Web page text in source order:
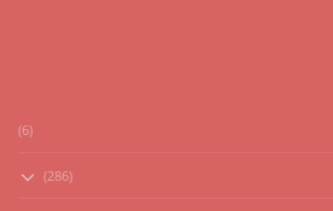
(6)
(286)